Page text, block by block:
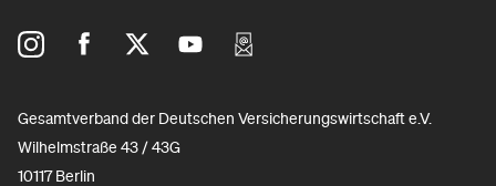
Gesamtverband der Deutschen Versicherungswirtschaft e.V.
Wilhelmstraße 43 / 43G
10117 Berlin